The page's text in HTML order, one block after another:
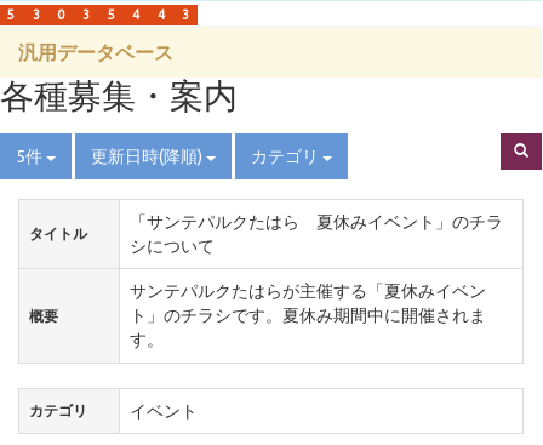
5 3 0 3 5 4 4 3
汎用データベース
各種募集・案内
5件 更新日時(降順) カテゴリ
タイトル
「サンテパルクたはら 夏休みイベント」のチラ
シについて
概要
サンテパルクたはらが主催する「夏休みイベン
ト」のチラシです。夏休み期間中に開催されま
す。
カテゴリ イベント